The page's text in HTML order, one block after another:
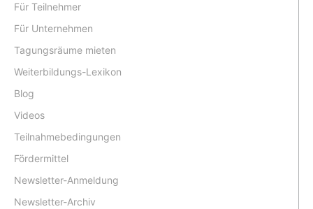
Für Teilnehmer
Für Unternehmen
Tagungsräume mieten
Weiterbildungs-Lexikon
Blog
Videos
Teilnahmebedingungen
Fördermittel
Newsletter-Anmeldung
Newsletter-Archiv